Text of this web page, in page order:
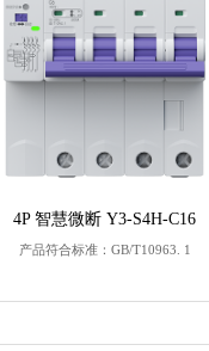
4P 智慧微断 Y3-S4H-C16
产品符合标准：GB/T10963. 1